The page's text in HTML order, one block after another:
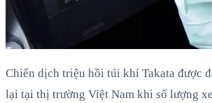
Chiến dịch triệu hồi túi khí Takata được
lại tại thị trường Việt Nam khi số lượng